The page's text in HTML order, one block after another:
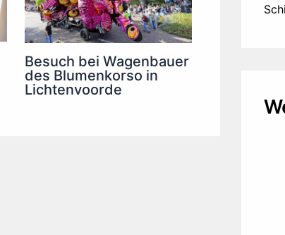
Besuch bei Wagenbauer
des Blumenkorso in
Lichtenvoorde